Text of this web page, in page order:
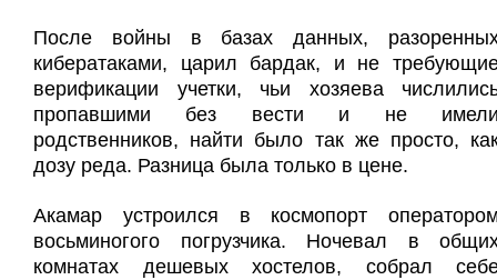
После войны в базах данных,
кибератаками, царил бардак, и не
верификации учетки, чьи хозяева
пропавшими без вести и не
родственников, найти было так же просто,
дозу реда. Разница была только в цене.
Акамар устроился в космопорт
восьминогого погрузчика. Ночевал в
комнатах дешевых хостелов, собрал